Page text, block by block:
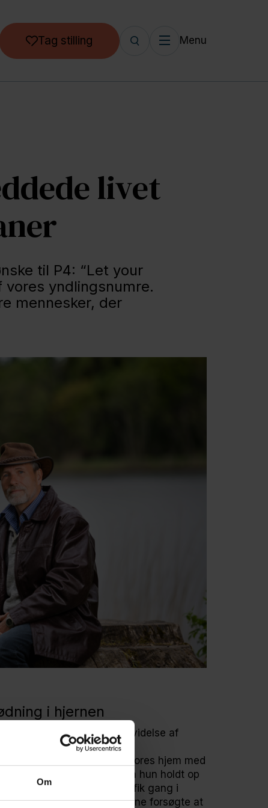
Om
Tag stilling Menu
livet
til P4: “Let your
yndlingsnumre.
mennesker, der
i hjernen
stort tryk i hjernen, en udvidelse af
en operation på Odense
senere faldt hun om i vores hjem med
hende i ambulancen, men hun holdt op
Lægerne fik gang i
Hver gang lægerne forsøgte at